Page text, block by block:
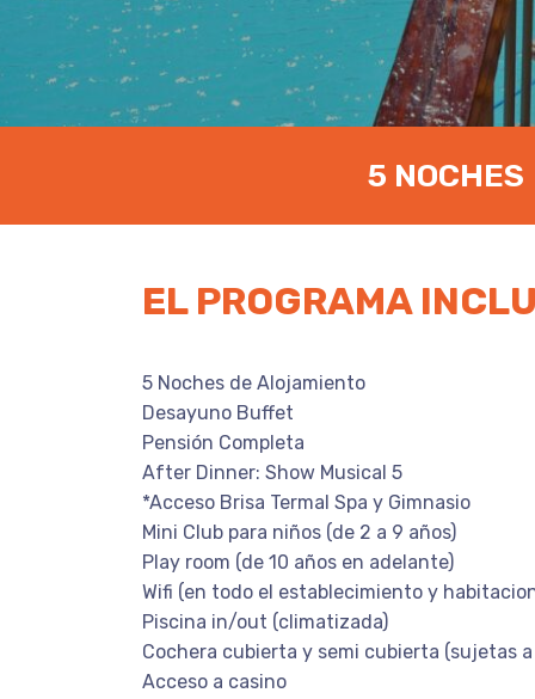
5 NOCHES
EL PROGRAMA
5 Noches de Alojamiento
Desayuno Buffet
Pensión Completa
After Dinner: Show Musical 5
*Acceso Brisa Termal Spa y Gimnasio
Mini Club para niños (de 2 a 9 años)
Play room (de 10 años en adelante)
Wifi (en todo el establecimiento y
Piscina in/out (climatizada)
Cochera cubierta y semi cubierta (sujetas
Acceso a casino